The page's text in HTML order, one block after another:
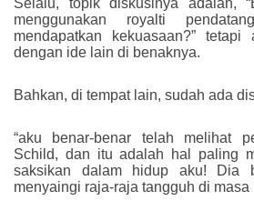
Selalu, topik diskusinya adalah,
menggunakan royalti
mendapatkan kekuasaan?”
dengan ide lain di benaknya.
Bahkan, di tempat lain, sudah ada
“aku benar-benar telah melihat
Schild, dan itu adalah hal paling
saksikan dalam hidup aku! Dia
menyaingi raja-raja tangguh di masa